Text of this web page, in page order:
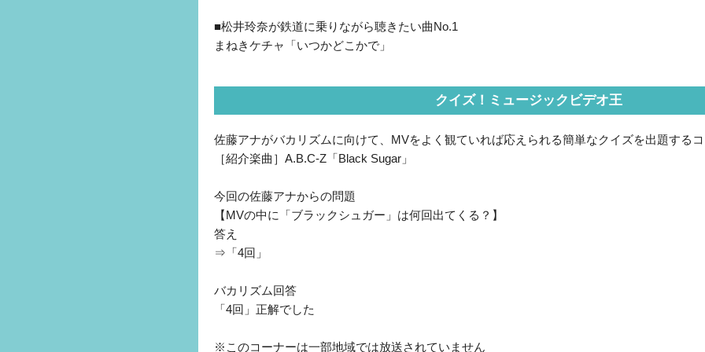
■松井玲奈が鉄道に乗りながら聴きたい曲No.1
まねきケチャ「いつかどこかで」
クイズ！ミュージックビデオ王
佐藤アナがバカリズムに向けて、MVをよく観ていれば応えられる簡単なクイズを出題するコ
［紹介楽曲］A.B.C-Z「Black Sugar」
今回の佐藤アナからの問題
【MVの中に「ブラックシュガー」は何回出てくる？】
答え
⇒「4回」
バカリズム回答
「4回」正解でした
※このコーナーは一部地域では放送されていません